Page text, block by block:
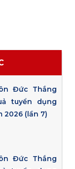
Đức Thắng
tuyển dụng
2026 (lần 7)
Đức Thắng